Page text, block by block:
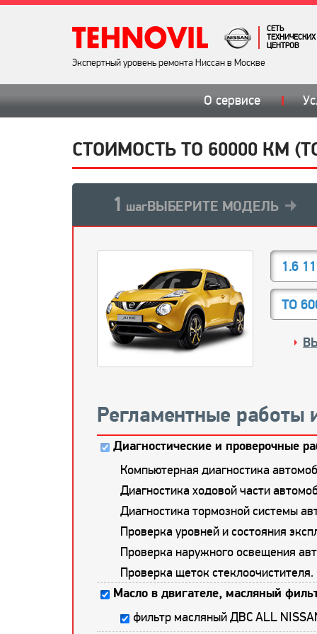
СЕТЬ
ТЕХНИЧЕСКИХ
ЦЕНТРОВ
Экспертный уровень ремонта Ниссан в Москве
О сервисе
СТОИМОСТЬ ТО 60000 КМ
1 шагВЫБЕРИТЕ МОДЕЛЬ
1.6
ТО
Регламентные работы
Диагностические и проверочные
Компьютерная диагностика
Диагностика ходовой части
Диагностика тормозной системы
Проверка уровней и состояния
Проверка наружного освещения
Проверка щеток стеклоочистителя.
Масло в двигателе, масляный
фильтр масляный ДВС ALL